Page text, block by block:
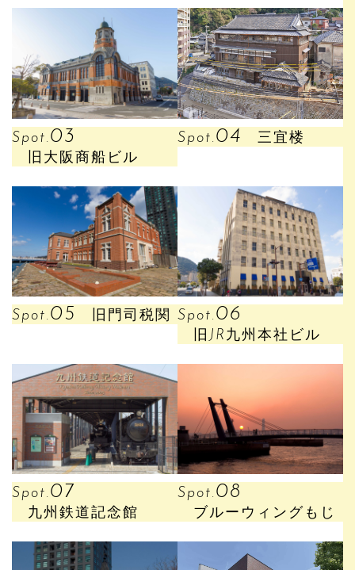
Spot. 03
旧大阪商船ビル
Spot. 04 三宜楼
Spot. 05 旧門司税関 Spot. 06
旧JR九州本社ビル
Spot. 07
九州鉄道記念館
Spot. 08
ブルーウィングもじ